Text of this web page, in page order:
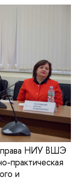
права НИУ ВШЭ
практическая
и